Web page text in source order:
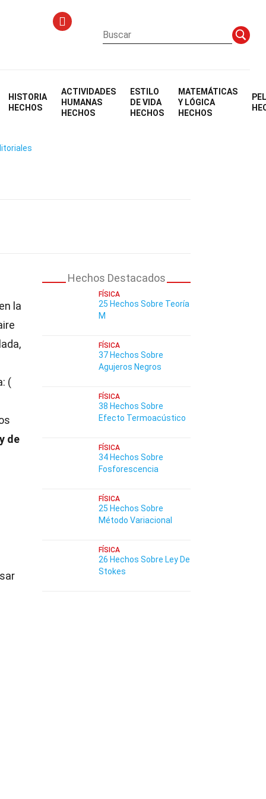
HISTORIA
HECHOS
ACTIVIDADES
HUMANAS
HECHOS
ESTILO
DE VIDA
HECHOS
MATEMÁTICAS
Y LÓGICA
HECHOS
la
(
de
Hechos Destacados
FÍSICA
25 Hechos Sobre Teoría
M
FÍSICA
37 Hechos Sobre
Agujeros Negros
FÍSICA
38 Hechos Sobre
Efecto Termoacústico
FÍSICA
34 Hechos Sobre
Fosforescencia
FÍSICA
25 Hechos Sobre
Método Variacional
FÍSICA
26 Hechos Sobre Ley De
Stokes